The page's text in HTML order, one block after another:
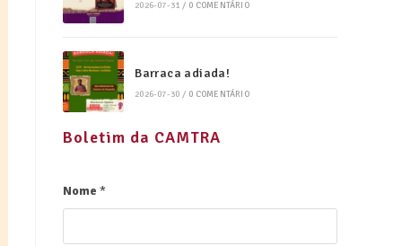
2026-07-31 / 0 COMENTÁRIO
Barraca adiada!
2026-07-30 / 0 COMENTÁRIO
Boletim da CAMTRA
Nome *